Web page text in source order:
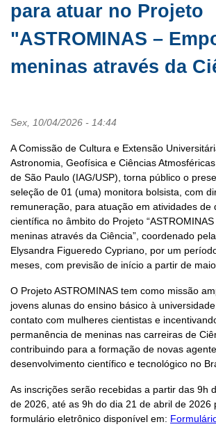
para atuar no Projeto
"ASTROMINAS –
meninas através da
Sex, 10/04/2026 - 14:44
A Comissão de Cultura e Extensão
Astronomia, Geofísica e Ciências
de São Paulo (IAG/USP), torna público o
seleção de 01 (uma) monitora bolsista, com
remuneração, para atuação em atividades de
científica no âmbito do Projeto
meninas através da Ciência”, coordenado
Elysandra Figueredo Cypriano, por um
meses, com previsão de início a partir de
O Projeto ASTROMINAS tem como missão
jovens alunas do ensino básico à
contato com mulheres cientistas e
permanência de meninas nas carreiras de
contribuindo para a formação de novas
desenvolvimento científico e tecnológico no
As inscrições serão recebidas a partir das 9h
de 2026, até as 9h do dia 21 de abril de 2026
formulário eletrônico disponível em: